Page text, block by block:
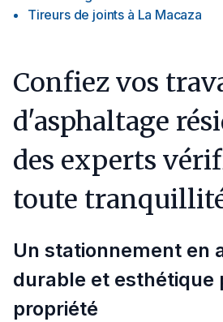
Tireurs de joints à La Macaza
Confiez vos
d'asphaltage
des experts
toute
Un stationnement en
durable et esthétique
propriété